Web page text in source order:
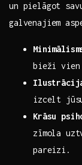
un pielāgot‍
galvenajiem
bieži
izcelt
Krāsu
zīmola
pareizi.